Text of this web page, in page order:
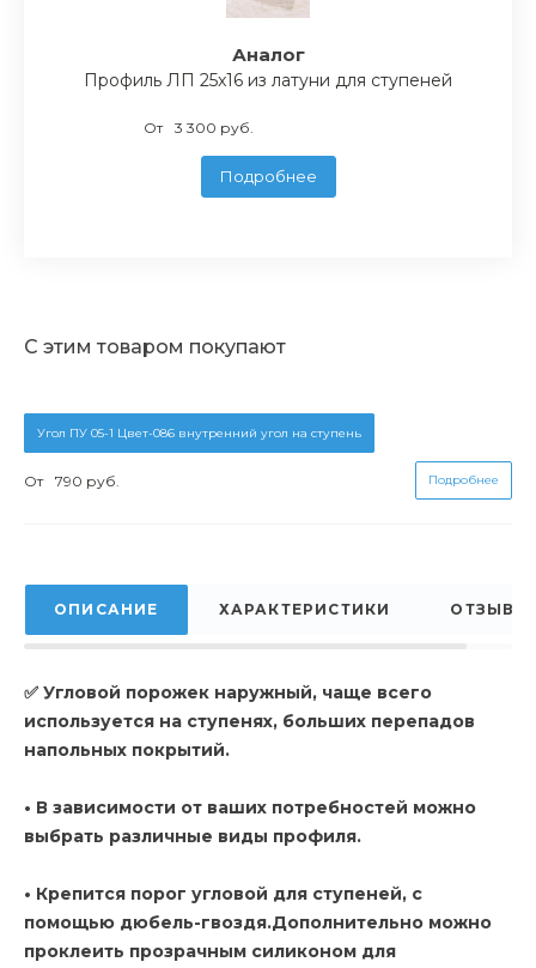
Аналог
Профиль ЛП 25x16 из латуни для ступеней
От 3 300 руб.
Подробнее
С этим товаром покупают
Угол ПУ 05-1 Цвет-086 внутренний угол на ступень
От 790 руб. Подробнее
ОПИСАНИЕ ХАРАКТЕРИСТИКИ ОТЗЫВЫ
✅ Угловой порожек наружный, чаще всего
используется на ступенях, больших перепадов
напольных покрытий.
• В зависимости от ваших потребностей можно
выбрать различные виды профиля.
• Крепится порог угловой для ступеней, с
помощью дюбель-гвоздя.Дополнительно можно
проклеить прозрачным силиконом для